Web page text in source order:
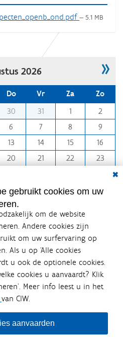
— 5.1 MB
2026 »
Do Vr Za
Zo
30 31 1
2
6 7 8
9
13 14 15
16
20 21 22
23
3 4 5 6
gebruikt cookies om uw
om de website
Andere cookies zijn
om uw surfervaring op
Als u op ‘Alle cookies
u ook de optionele cookies.
cookies u aanvaardt? Klik
Meer info leest u in het
van CIW.
aanvaarden
is een
Vlaamse
Integraal
Waterbeleid (CIW) is een
betrokken zijn. Ook
het overleg. Deze
en